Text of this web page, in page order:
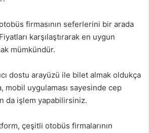
firmasının seferlerini bir arada
karşılaştırarak en uygun
mümkündür.
dostu arayüzü ile bilet almak oldukça
mobil uygulaması sayesinde cep
da işlem yapabilirsiniz.
çeşitli otobüs firmalarının